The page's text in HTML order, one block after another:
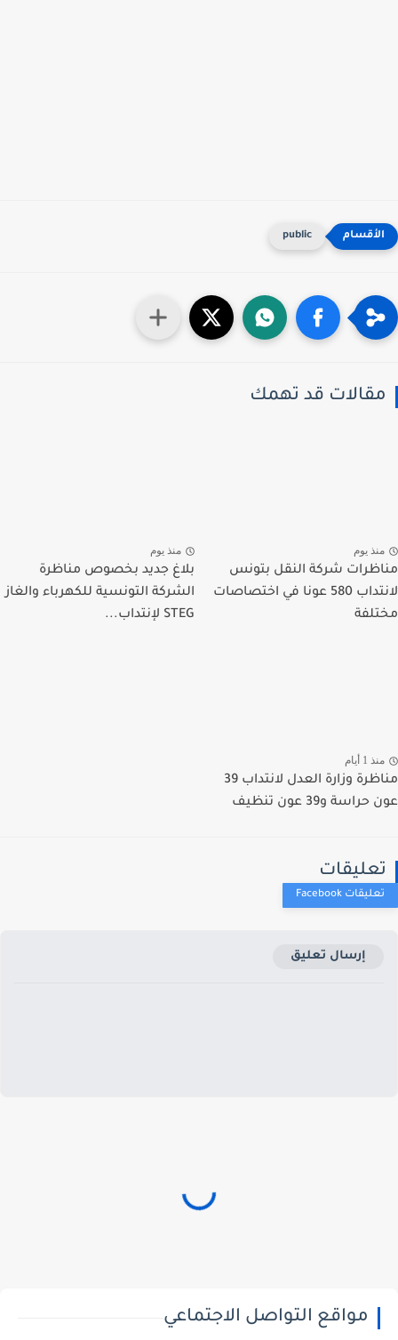
public
قد تهمك
يوم
شركة النقل بتونس
لانتداب 580 عونا في اختصاصات
منذ يوم
بلاغ جديد بخصوص مناظرة
الشركة التونسية للكهرباء والغاز
STEG لإنتداب...
1 أيام
مناظرة وزارة العدل لانتداب 39
و39 عون تنظيف
إرسال تعليق
مواقع التواصل الاجتماعي